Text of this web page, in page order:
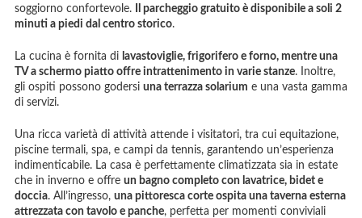
soggiorno confortevole.
Il parcheggio gratuito è disponibile a soli 2
minuti a piedi dal centro storico.
La cucina è fornita di lavastoviglie, frigorifero e forno, mentre una
TV a schermo piatto offre intrattenimento in varie stanze. Inoltre,
gli ospiti possono godersi una terrazza solarium e una vasta gamma
di servizi.
Una ricca varietà di attività attende i visitatori, tra cui equitazione,
piscine termali, spa, e campi da tennis, garantendo un’esperienza
indimenticabile. La casa è perfettamente climatizzata sia in estate
che in inverno e offre un bagno completo con lavatrice, bidet e
doccia. All’ingresso, una pittoresca corte ospita una taverna esterna
attrezzata con tavolo e panche, perfetta per momenti conviviali